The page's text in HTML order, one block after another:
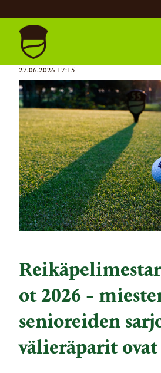
27.06.2026 17:15
ot 2026 -
senioreiden
välieräparit